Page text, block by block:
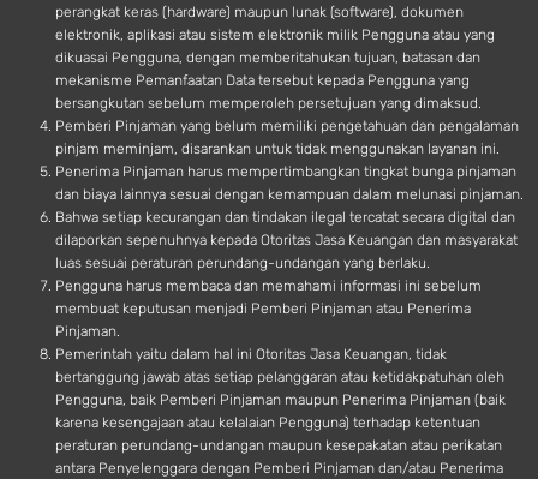
perangkat keras (hardware) maupun lunak (software), dokumen
elektronik, aplikasi atau sistem elektronik milik Pengguna atau yang
dikuasai Pengguna, dengan memberitahukan tujuan, batasan dan
mekanisme Pemanfaatan Data tersebut kepada Pengguna yang
bersangkutan sebelum memperoleh persetujuan yang dimaksud.
Pemberi Pinjaman yang belum memiliki pengetahuan dan pengalaman
pinjam meminjam, disarankan untuk tidak menggunakan layanan ini.
Penerima Pinjaman harus mempertimbangkan tingkat bunga pinjaman
dan biaya lainnya sesuai dengan kemampuan dalam melunasi pinjaman.
Bahwa setiap kecurangan dan tindakan ilegal tercatat secara digital dan
dilaporkan sepenuhnya kepada Otoritas Jasa Keuangan dan masyarakat
luas sesuai peraturan perundang-undangan yang berlaku.
Pengguna harus membaca dan memahami informasi ini sebelum
membuat keputusan menjadi Pemberi Pinjaman atau Penerima
Pinjaman.
Pemerintah yaitu dalam hal ini Otoritas Jasa Keuangan, tidak
bertanggung jawab atas setiap pelanggaran atau ketidakpatuhan oleh
Pengguna, baik Pemberi Pinjaman maupun Penerima Pinjaman (baik
karena kesengajaan atau kelalaian Pengguna) terhadap ketentuan
peraturan perundang-undangan maupun kesepakatan atau perikatan
antara Penyelenggara dengan Pemberi Pinjaman dan/atau Penerima